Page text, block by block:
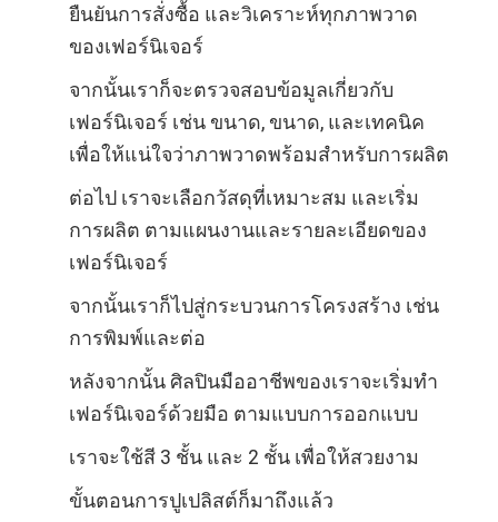
ยืนยันการสั่งซื้อ และวิเคราะห์ทุกภาพวาด
ของเฟอร์นิเจอร์
จากนั้นเราก็จะตรวจสอบข้อมูลเกี่ยวกับ
เฟอร์นิเจอร์ เช่น ขนาด, ขนาด, และเทคนิค
เพื่อให้แน่ใจว่าภาพวาดพร้อมสําหรับการผลิต
ต่อไป เราจะเลือกวัสดุที่เหมาะสม และเริ่ม
การผลิต ตามแผนงานและรายละเอียดของ
เฟอร์นิเจอร์
จากนั้นเราก็ไปสู่กระบวนการโครงสร้าง เช่น
การพิมพ์และต่อ
หลังจากนั้น ศิลปินมืออาชีพของเราจะเริ่มทํา
เฟอร์นิเจอร์ด้วยมือ ตามแบบการออกแบบ
เราจะใช้สี 3 ชั้น และ 2 ชั้น เพื่อให้สวยงาม
ขั้นตอนการปูเปลิสต์ก็มาถึงแล้ว